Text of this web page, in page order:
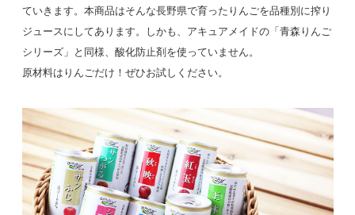
ていきます。本商品はそんな長野県で育ったりんごを品種別に搾り
ジュースにしてあります。しかも、アキュアメイドの「青森りんご
シリーズ」と同様、酸化防止剤を使っていません。
原材料はりんごだけ！ぜひお試しください。